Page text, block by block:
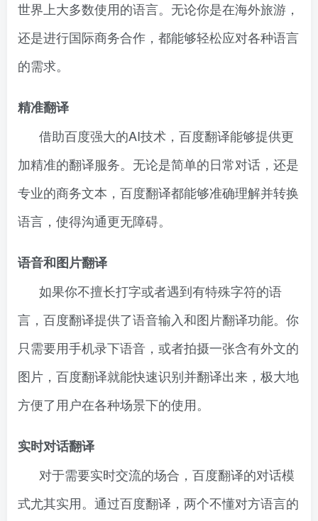
世界上大多数使用的语言。无论你是在海外旅游，
还是进行国际商务合作，都能够轻松应对各种语言
的需求。
精准翻译
借助百度强大的AI技术，百度翻译能够提供更
加精准的翻译服务。无论是简单的日常对话，还是
专业的商务文本，百度翻译都能够准确理解并转换
语言，使得沟通更无障碍。
语音和图片翻译
如果你不擅长打字或者遇到有特殊字符的语
言，百度翻译提供了语音输入和图片翻译功能。你
只需要用手机录下语音，或者拍摄一张含有外文的
图片，百度翻译就能快速识别并翻译出来，极大地
方便了用户在各种场景下的使用。
实时对话翻译
对于需要实时交流的场合，百度翻译的对话模
式尤其实用。通过百度翻译，两个不懂对方语言的